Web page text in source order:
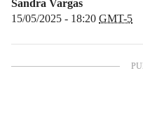
Sandra Vargas
15/05/2025 - 18:20 GMT-5